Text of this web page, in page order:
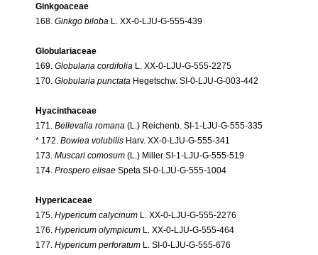
Ginkgoaceae
168. Ginkgo biloba L. XX-0-LJU-G-555-439
Globulariaceae
169. Globularia cordifolia L. XX-0-LJU-G-555-2275
170. Globularia punctata Hegetschw. SI-0-LJU-G-003-442
Hyacinthaceae
171. Bellevalia romana (L.) Reichenb. SI-1-LJU-G-555-335
* 172. Bowiea volubilis Harv. XX-0-LJU-G-555-341
173. Muscari comosum (L.) Miller SI-1-LJU-G-555-519
174. Prospero elisae Speta SI-0-LJU-G-555-1004
Hypericaceae
175. Hypericum calycinum L. XX-0-LJU-G-555-2276
176. Hypericum olympicum L. XX-0-LJU-G-555-464
177. Hypericum perforatum L. SI-0-LJU-G-555-676